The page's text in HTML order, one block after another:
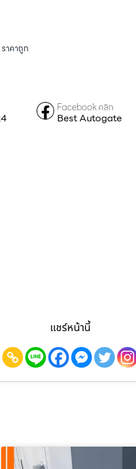
าคาถูก
Facebook คลิก
Best Autogate
แชร์หน้านี้